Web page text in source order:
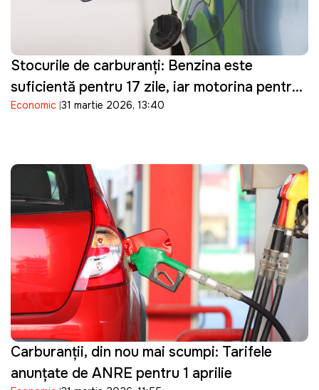
Stocurile de carburanți: Benzina este
suficientă pentru 17 zile, iar motorina pentru
șapte zile de consum
Economic 31 martie 2026, 13:40
Carburanții, din nou mai scumpi: Tarifele
anunţate de ANRE pentru 1 aprilie